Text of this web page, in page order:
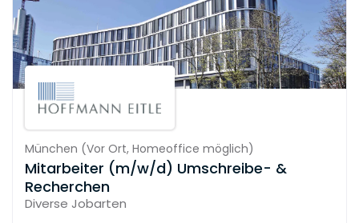
München (Vor Ort, Homeoffice möglich)
Mitarbeiter (m/w/d) Umschreibe- &
Recherchen
Diverse Jobarten